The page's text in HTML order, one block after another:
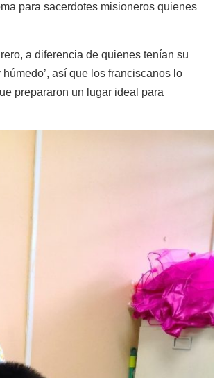
para sacerdotes misioneros quienes
a diferencia de quienes tenían su
así que los franciscanos lo
prepararon un lugar ideal para